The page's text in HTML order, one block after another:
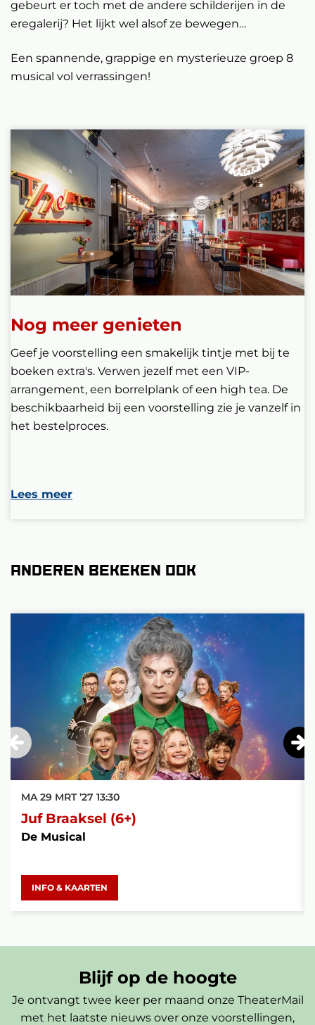
gebeurt er toch met de andere schilderijen in de
eregalerij? Het lijkt wel alsof ze bewegen…
Een spannende, grappige en mysterieuze groep 8
musical vol verrassingen!
Nog meer genieten
Geef je voorstelling een smakelijk tintje met bij te
boeken extra's. Verwen jezelf met een VIP-
arrangement, een borrelplank of een high tea. De
beschikbaarheid bij een voorstelling zie je vanzelf in
het bestelproces.
Lees meer
Anderen bekeken ook
Juf Braaksel (6+)
De Musical
MA 29 MRT ’27 13:30
INFO & KAARTEN
Blijf op de hoogte
Je ontvangt twee keer per maand onze TheaterMail
met het laatste nieuws over onze voorstellingen,